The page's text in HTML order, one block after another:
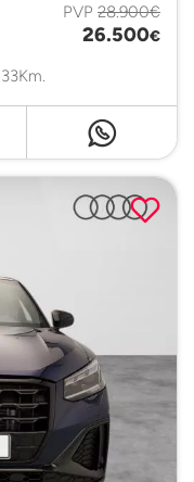
PVP 28.900€
26.500€